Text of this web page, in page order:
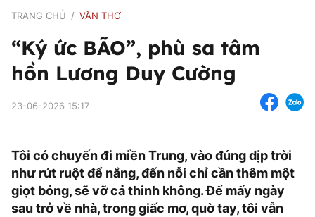
TRANG CHỦ VĂN THƠ
“Ký ức BÃO”, phù sa tâm
hồn Lương Duy Cường
23-06-2026 15:17
Tôi có chuyến đi miền Trung, vào đúng dịp trời
như rút ruột để nắng, đến nỗi chỉ cần thêm một
giọt bỏng, sẽ vỡ cả thinh không. Để mấy ngày
sau trở về nhà, trong giấc mơ, quờ tay, tôi vẫn